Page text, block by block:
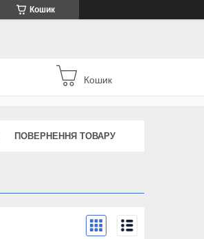
Кошик
Кошик
ПОВЕРНЕННЯ ТОВАРУ